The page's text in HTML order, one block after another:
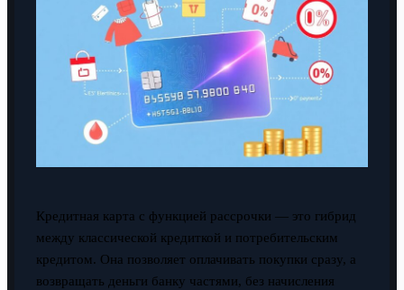
Кредитная карта с функцией рассрочки — это гибрид
между классической кредиткой и потребительским
кредитом. Она позволяет оплачивать покупки сразу, а
возвращать деньги банку частями, без начисления